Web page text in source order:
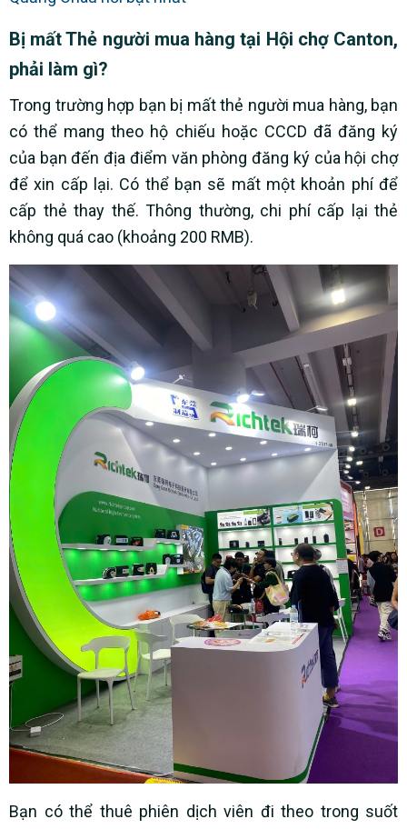
Bị mất Thẻ người mua hàng tại Hội chợ Canton,
phải làm gì?
Trong trường hợp bạn bị mất thẻ người mua hàng, bạn
có thể mang theo hộ chiếu hoặc CCCD đã đăng ký
của bạn đến địa điểm văn phòng đăng ký của hội chợ
để xin cấp lại. Có thể bạn sẽ mất một khoản phí để
cấp thẻ thay thế. Thông thường, chi phí cấp lại thẻ
không quá cao (khoảng 200 RMB).
Bạn có thể thuê phiên dịch viên đi theo trong suốt